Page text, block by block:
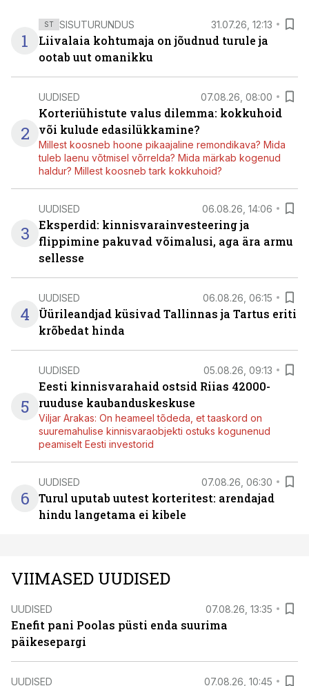
1
ST SISUTURUNDUS 31.07.26, 12:13
Liivalaia kohtumaja on jõudnud turule ja
ootab uut omanikku
2
UUDISED 07.08.26, 08:00
Korteriühistute valus dilemma: kokkuhoid
või kulude edasilükkamine?
Millest koosneb hoone pikaajaline remondikava? Mida
tuleb laenu võtmisel võrrelda? Mida märkab kogenud
haldur? Millest koosneb tark kokkuhoid?
3
UUDISED 06.08.26, 14:06
Eksperdid: kinnisvarainvesteering ja
flippimine pakuvad võimalusi, aga ära armu
sellesse
4
UUDISED 06.08.26, 06:15
Üürileandjad küsivad Tallinnas ja Tartus eriti
krõbedat hinda
5
UUDISED 05.08.26, 09:13
Eesti kinnisvarahaid ostsid Riias 42000-
ruuduse kaubanduskeskuse
Viljar Arakas: On heameel tõdeda, et taaskord on
suuremahulise kinnisvaraobjekti ostuks kogunenud
peamiselt Eesti investorid
6
UUDISED 07.08.26, 06:30
Turul uputab uutest korteritest: arendajad
hindu langetama ei kibele
VIIMASED UUDISED
UUDISED 07.08.26, 13:35
Enefit pani Poolas püsti enda suurima
päikesepargi
UUDISED 07.08.26, 10:45